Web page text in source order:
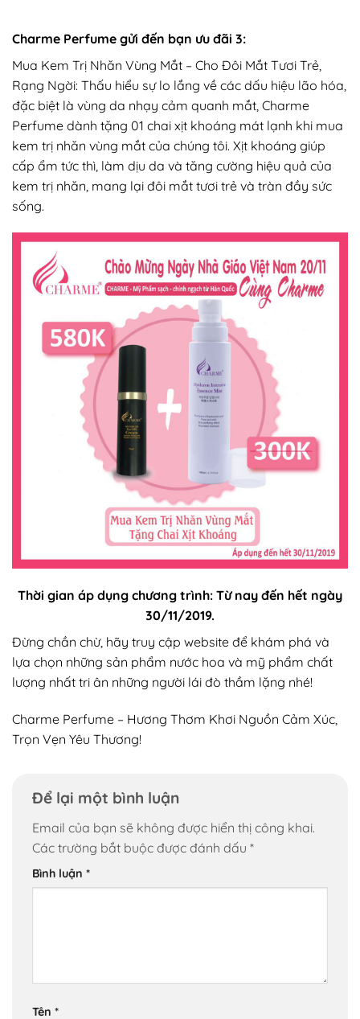
Charme Perfume gửi đến bạn ưu đãi 3:
Mua Kem Trị Nhăn Vùng Mắt – Cho Đôi Mắt Tươi Trẻ,
Rạng Ngời: Thấu hiểu sự lo lắng về các dấu hiệu lão hóa,
đặc biệt là vùng da nhạy cảm quanh mắt, Charme
Perfume dành tặng 01 chai xịt khoáng mát lạnh khi mua
kem trị nhăn vùng mắt của chúng tôi. Xịt khoáng giúp
cấp ẩm tức thì, làm dịu da và tăng cường hiệu quả của
kem trị nhăn, mang lại đôi mắt tươi trẻ và tràn đầy sức
sống.
Thời gian áp dụng chương trình: Từ nay đến hết ngày
30/11/2019.
Đừng chần chừ, hãy truy cập website để khám phá và
lựa chọn những sản phẩm nước hoa và mỹ phẩm chất
lượng nhất tri ân những người lái đò thầm lặng nhé!
Charme Perfume – Hương Thơm Khơi Nguồn Cảm Xúc,
Trọn Vẹn Yêu Thương!
Để lại một bình luận
Email của bạn sẽ không được hiển thị công khai.
Các trường bắt buộc được đánh dấu *
Bình luận *
Tên *